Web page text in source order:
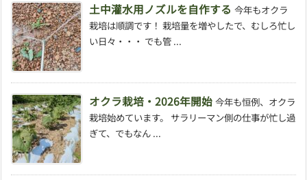
土中灌水用ノズルを自作する 今年もオクラ
栽培は順調です！ 栽培量を増やしたで、むしろ忙し
い日々・・・ でも管 ...
オクラ栽培・2026年開始 今年も恒例、オクラ
栽培始めています。 サラリーマン側の仕事が忙し過
ぎて、でもなん ...